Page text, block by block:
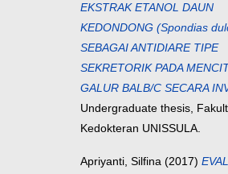
EKSTRAK ETANOL DAUN
KEDONDONG (Spondias
SEBAGAI ANTIDIARE TIPE
SEKRETORIK PADA
GALUR BALB/C SECARA
Undergraduate thesis,
Kedokteran UNISSULA.
Apriyanti, Silfina (2017)